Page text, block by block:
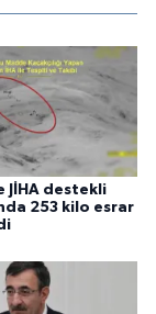
JİHA destekli
253 kilo esrar